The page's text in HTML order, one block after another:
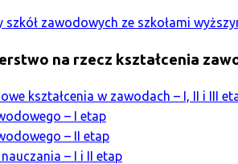
szkół zawodowych ze szkołami
na rzecz kształcenia
kształcenia w zawodach – I, II i III
– I etap
– II etap
– I i II etap